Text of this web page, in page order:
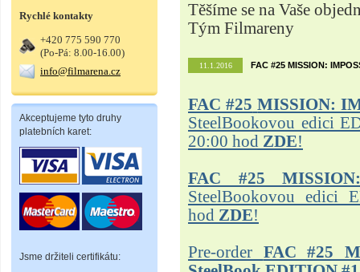
Rychlé kontakty
+420 775 590 770
(Po-Pá: 8.00-16.00)
info@filmarena.cz
Akceptujeme tyto druhy
platebních karet:
Jsme držiteli certifikátu:
Těšíme se na Vaše
Tým Filmareny
11.1.2016 FAC #25 MISSION:
FAC #25 MISSION:
SteelBookovou edici
20:00 hod ZDE!
FAC #25
SteelBookovou edici
hod ZDE!
Pre-order FAC #25